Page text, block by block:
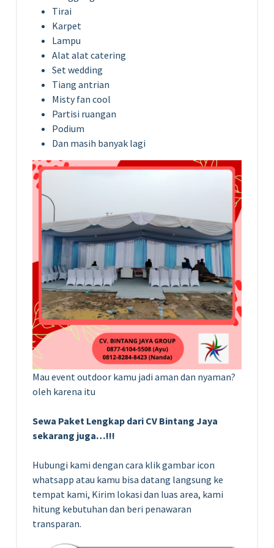
Tirai
Karpet
Lampu
Alat alat catering
Set wedding
Tiang antrian
Misty fan cool
Partisi ruangan
Podium
Dan masih banyak lagi
Mau event outdoor kamu jadi aman dan nyaman?
oleh karena itu
Sewa Paket Lengkap dari CV Bintang Jaya
sekarang juga…!!!
Hubungi kami dengan cara klik gambar icon
whatsapp atau kamu bisa datang langsung ke
tempat kami, Kirim lokasi dan luas area, kami
hitung kebutuhan dan beri penawaran
transparan.